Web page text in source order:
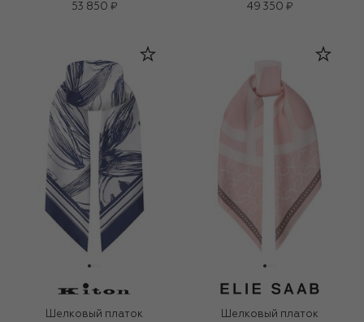
53 850 ₽ 49 350 ₽
Шелковый платок Шелковый платок